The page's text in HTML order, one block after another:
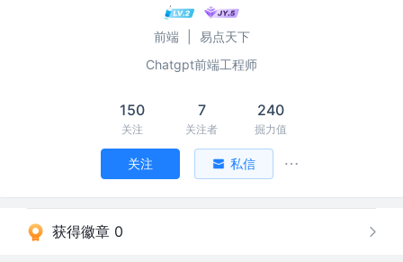
前端
易点天下
Chatgpt前端工程师
150
关注
7
关注者
240
掘力值
关注 私信
获得徽章 0